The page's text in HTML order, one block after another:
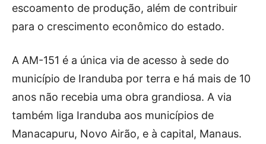
escoamento de produção, além de contribuir
para o crescimento econômico do estado.
A AM-151 é a única via de acesso à sede do
município de Iranduba por terra e há mais de 10
anos não recebia uma obra grandiosa. A via
também liga Iranduba aos municípios de
Manacapuru, Novo Airão, e à capital, Manaus.